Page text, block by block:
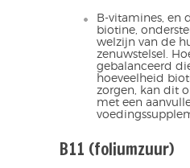
B-vitamines, en
biotine,
welzijn van de
zenuwstelsel.
gebalanceerd
hoeveelheid
zorgen, kan dit
met een
B11 (foliumzuur)